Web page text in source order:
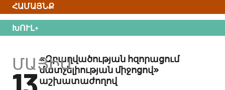
ամսաթիվը:
ՀԱՄԱՅՆՔ
ԽՈՒԼ+
ՄԱՅԻՍ
«Զբաղվածության հզորացում
մատչելիության միջոցով»
աշխատաժողով